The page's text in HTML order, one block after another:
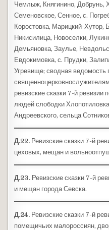
Чемлыж, Княгинино, Добрунь,
Семеновское, Сенное, с.
Коростовка, Марицкий-Хутор,
Никисилица, Новоселки,
Демьяновка, Заулье,
Евдокимовка, с. Прудки,
Угревище; сводная ведомость
ревизские сказки 7-й
людей слободки
Андреевского, сельца
Д.22. Ревизские сказки 7-й
цеховых, мещан и
Д.23. Ревизские сказки 7-й
и мещан города Севска.
Д.24. Ревизские сказки 7-й
помещичьих малороссиян,